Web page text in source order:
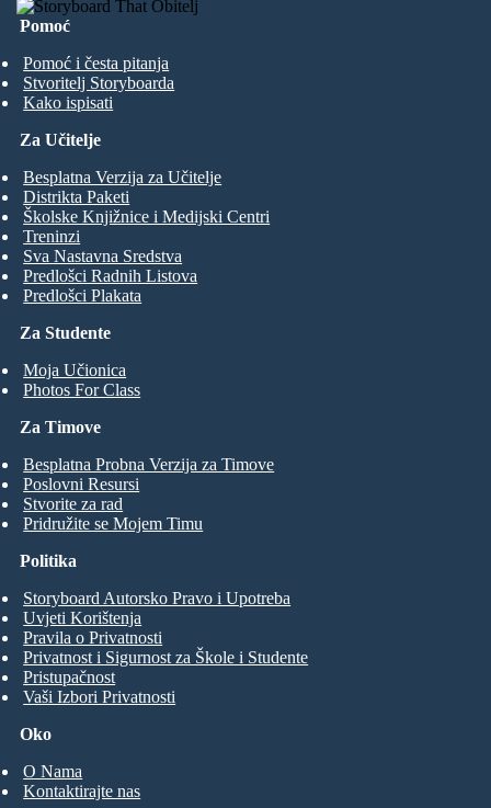
Pomoć
Pomoć i česta pitanja
Stvoritelj Storyboarda
Kako ispisati
Za Studente
Moja Učionica
Photos For Class
Za Učitelje
Besplatna Verzija za Učitelje
Distrikta Paketi
Školske Knjižnice i Medijski Centri
Treninzi
Sva Nastavna Sredstva
Predlošci Radnih Listova
Predlošci Plakata
Za Timove
Besplatna Probna Verzija za Timove
Poslovni Resursi
Stvorite za rad
Pridružite se Mojem Timu
Oko
O Nama
Kontaktirajte nas
Politika
Storyboard Autorsko Pravo i Upotreba
Uvjeti Korištenja
Pravila o Privatnosti
Privatnost i Sigurnost za Škole i Studente
Pristupačnost
Vaši Izbori Privatnosti